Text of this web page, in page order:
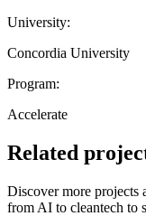
University:
Concordia University
Program:
Accelerate
Related
Discover more projects
from AI to cleantech to